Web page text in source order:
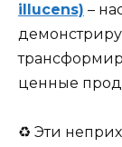
illucens) –
ценные
♻️ Эти